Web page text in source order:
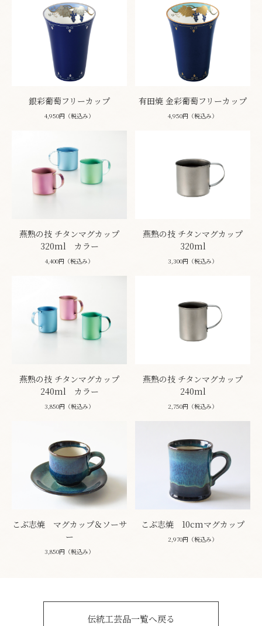
銀彩葡萄フリーカップ
4,950円（税込み）
有田焼 金彩葡萄フリーカップ
4,950円（税込み）
燕熟の技 チタンマグカップ
320ml カラー
4,400円（税込み）
燕熟の技 チタンマグカップ
320ml
3,300円（税込み）
燕熟の技 チタンマグカップ
240ml カラー
3,850円（税込み）
燕熟の技 チタンマグカップ
240ml
2,750円（税込み）
こぶ志焼 マグカップ＆ソーサ
ー
3,850円（税込み）
こぶ志焼 10cmマグカップ
2,970円（税込み）
伝統工芸品一覧へ戻る